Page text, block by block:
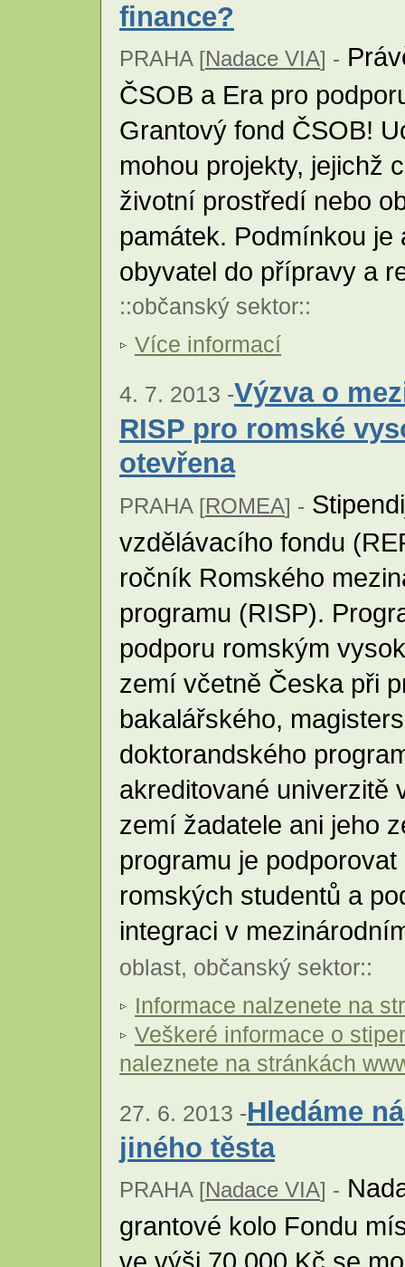
finance?
PRAHA [Nadace VIA] -
ČSOB a Era pro
Grantový fond ČSOB!
mohou projekty, jejichž
životní prostředí nebo
památek. Podmínkou
obyvatel do přípravy a
::občanský sektor::
Více informací
4. 7. 2013 -Výzva o
RISP pro romské
otevřena
PRAHA [ROMEA] -
vzdělávacího fondu
ročník Romského
programu (RISP).
podporu romským
zemí včetně Česka při
bakalářského,
doktorandského
akreditované univerzitě
zemí žadatele ani jeho
programu je
romských studentů a
integraci v
oblast, občanský sektor::
Informace nalzenete na
Veškeré informace o
naleznete na stránkách
27. 6. 2013 -Hledáme
jiného těsta
PRAHA [Nadace VIA] -
grantové kolo Fondu
ve výši 70 000 Kč se